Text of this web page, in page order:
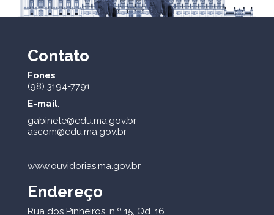
Contato
Fones:
(98) 3194-7791
E-mail:
gabinete@edu.ma.gov.br
ascom@edu.ma.gov.br
www.ouvidorias.ma.gov.br
Endereço
Rua dos Pinheiros, n.º 15, Qd. 16